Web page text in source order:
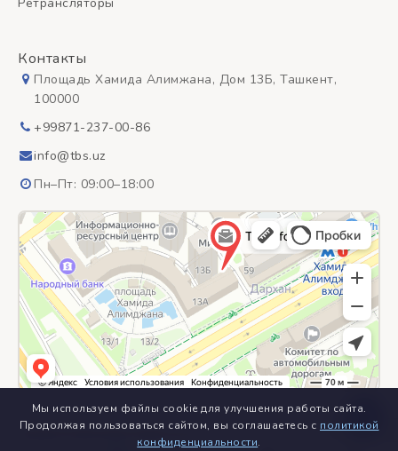
Мы используем файлы cookie для улучшения работы сайта.
Продолжая пользоваться сайтом, вы соглашаетесь с политикой
конфиденциальности.
Контакты
Площадь Хамида Алимжана, Дом 13Б, Ташкент,
100000
+99871-237-00-86
info@tbs.uz
Пн–Пт: 09:00–18:00
ООО «TBS Inform» – специализированное